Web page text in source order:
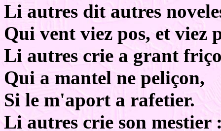
Li autres dit autres
Qui vent viez pos, et viez
Li autres crie a grant
Qui a mantel ne peliçon,
Si le m'aport a rafetier.
Li autres crie son mestier